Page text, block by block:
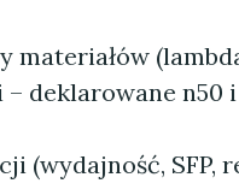
materiałów
deklarowane n50
(wydajność, SFP,